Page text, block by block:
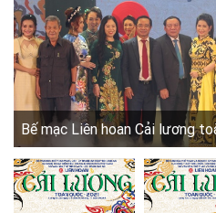
Bế mạc Liên hoan Cải lương